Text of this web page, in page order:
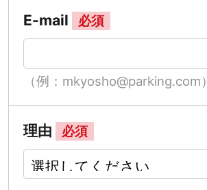
E-mail 必須
（例：mkyosho@parking.com）
理由 必須